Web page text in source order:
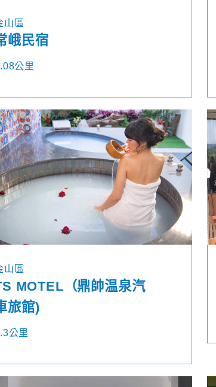
山區
峨民宿
公里
山區
MOTEL（鼎帥温泉汽
旅館)
公里